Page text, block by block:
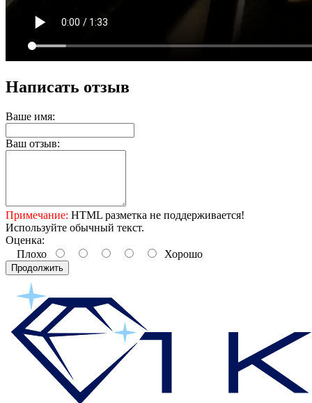
Написать отзыв
Ваше имя:
Ваш отзыв:
Примечание: HTML разметка не поддерживается!
Используйте обычный текст.
Оценка:
Плохо
Хорошо
Продолжить